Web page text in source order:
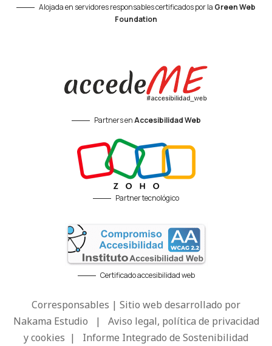
Alojada en servidores responsables certificados por la Green Web
Foundation
Partners enAccesibilidad Web
Partner tecnológico
Certificado accesibilidad web
Corresponsables | Sitio web desarrollado por
Nakama Estudio | Aviso legal, política de privacidad
y cookies | Informe Integrado de Sostenibilidad